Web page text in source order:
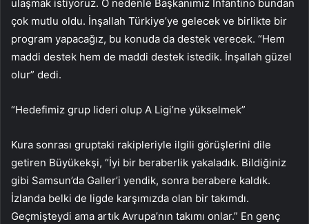
ulaşmak istiyoruz. O nedenle Başkanımız Infantino bundan
çok mutlu oldu. İnşallah Türkiye’ye gelecek ve birlikte bir
program yapacağız, bu konuda da destek verecek. “Hem
maddi destek hem de maddi destek istedik. İnşallah güzel
olur” dedi.
“Hedefimiz grup lideri olup A Ligi’ne yükselmek”
Kura sonrası gruptaki rakipleriyle ilgili görüşlerini dile
getiren Büyükekşi, “İyi bir beraberlik yakaladık. Bildiğiniz
gibi Samsun’da Galler’i yendik, sonra berabere kaldık.
İzlanda belki de ligde karşımızda olan bir takımdı.
Geçmişteydi ama artık Avrupa’nın takımı onlar.” En genç